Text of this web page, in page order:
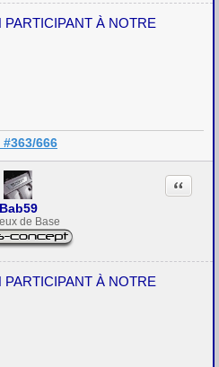
666
Bab59
de Base
Citation